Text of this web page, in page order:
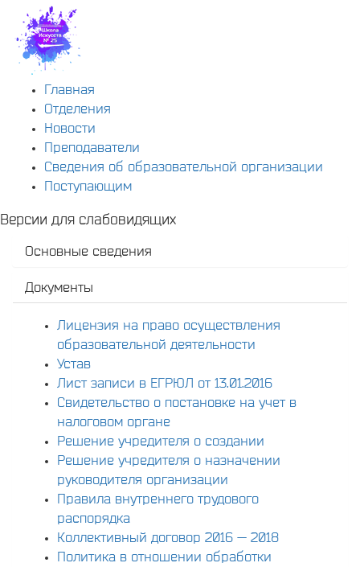
Главная
Отделения
Новости
Преподаватели
Сведения об образовательной организации
Поступающим
Версии для слабовидящих
Основные сведения
Документы
Лицензия на право осуществления
образовательной деятельности
Устав
Лист записи в ЕГРЮЛ от 13.01.2016
Свидетельство о постановке на учет в
налоговом органе
Решение учредителя о создании
Решение учредителя о назначении
руководителя организации
Правила внутреннего трудового
распорядка
Коллективный договор 2016 — 2018
Политика в отношении обработки